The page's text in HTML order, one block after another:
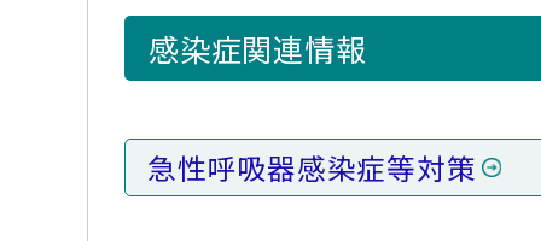
感染症関連情報
急性呼吸器感染症等対策